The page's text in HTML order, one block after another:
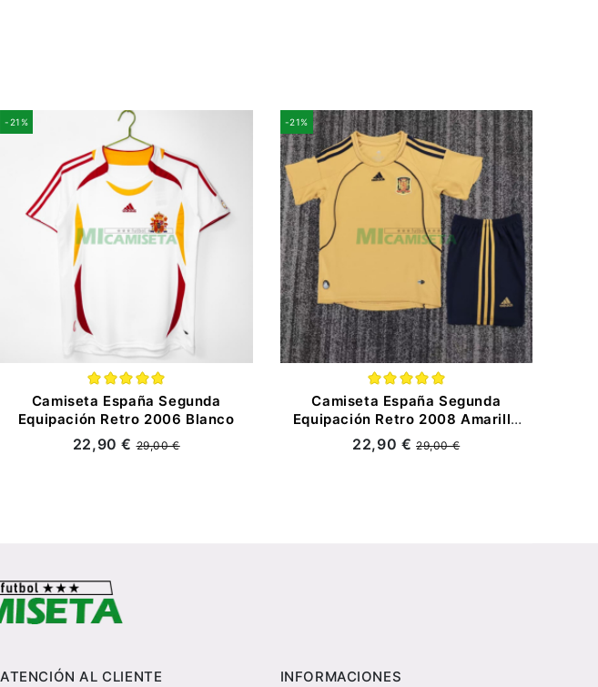
-21%
Camiseta España Segunda
Equipación Retro 2006 Blanco
22,90 €29,00 €
-21%
Camiseta España Segunda
Equipación Retro 2008 Amarillo
Niño Kit
22,90 €29,00 €
ATENCIÓN AL CLIENTE INFORMACIONES